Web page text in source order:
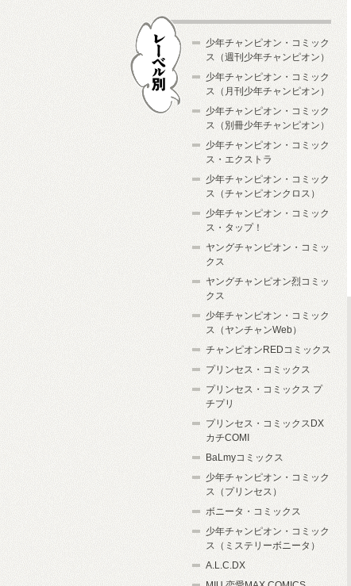
少年チャンピオン・コミック
ス（週刊少年チャンピオン）
少年チャンピオン・コミック
ス（月刊少年チャンピオン）
少年チャンピオン・コミック
ス（別冊少年チャンピオン）
少年チャンピオン・コミック
ス・エクストラ
少年チャンピオン・コミック
ス（チャンピオンクロス）
少年チャンピオン・コミック
ス・タップ！
ヤングチャンピオン・コミッ
クス
ヤングチャンピオン烈コミッ
クス
少年チャンピオン・コミック
ス（ヤンチャンWeb）
チャンピオンREDコミックス
プリンセス・コミックス
プリンセス・コミックス プ
チプリ
プリンセス・コミックスDX
カチCOMI
BaLmyコミックス
少年チャンピオン・コミック
ス（プリンセス）
ボニータ・コミックス
少年チャンピオン・コミック
ス（ミステリーボニータ）
A.L.C.DX